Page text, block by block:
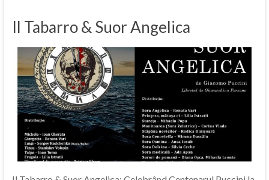
Il Tabarro & Suor Angelica